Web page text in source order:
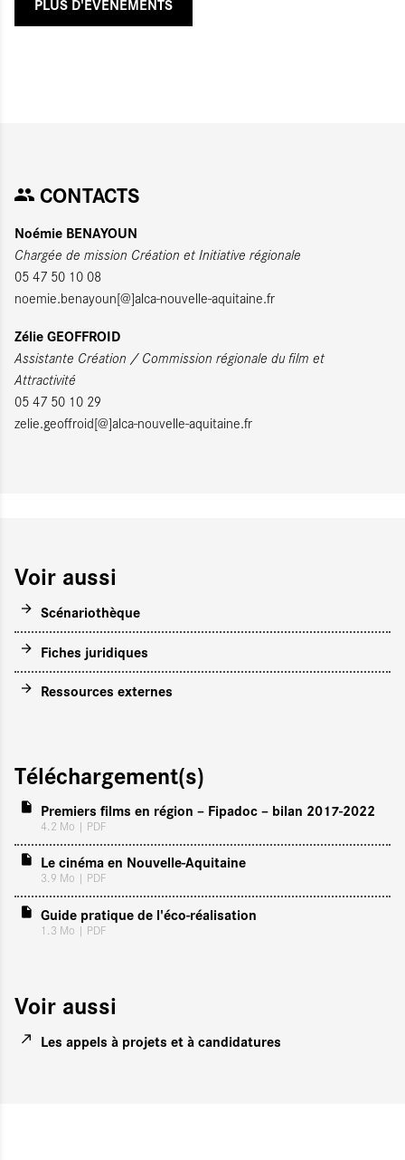
CONTACTS
Noémie BENAYOUN
Chargée de mission Création et Initiative régionale
05 47 50 10 08
noemie.benayoun[@]alca-nouvelle-aquitaine.fr
Zélie GEOFFROID
Assistante Création / Commission régionale du film et
Attractivité
05 47 50 10 29
zelie.geoffroid[@]alca-nouvelle-aquitaine.fr
Voir aussi
Scénariothèque
Fiches juridiques
Ressources externes
Téléchargement(s)
Premiers films en région – Fipadoc – bilan 2017-2022
4.2 Mo | PDF
Le cinéma en Nouvelle-Aquitaine
3.9 Mo | PDF
Guide pratique de l'éco-réalisation
1.3 Mo | PDF
Voir aussi
Les appels à projets et à candidatures